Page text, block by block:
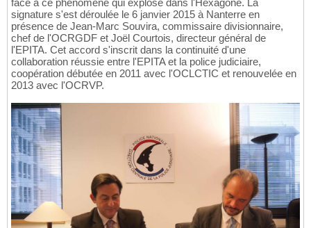
face à ce phénomène qui explose dans l'Hexagone. La
signature s'est déroulée le 6 janvier 2015 à Nanterre en
présence de Jean-Marc Souvira, commissaire divisionnaire,
chef de l'OCRGDF et Joël Courtois, directeur général de
l'EPITA. Cet accord s'inscrit dans la continuité d'une
collaboration réussie entre l'EPITA et la police judiciaire,
coopération débutée en 2011 avec l'OCLCTIC et renouvelée en
2013 avec l'OCRVP.